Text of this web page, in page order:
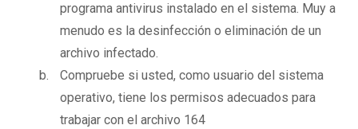
programa antivirus instalado en el sistema. Muy a
menudo es la desinfección o eliminación de un
archivo infectado.
Compruebe si usted, como usuario del sistema
operativo, tiene los permisos adecuados para
trabajar con el archivo 164